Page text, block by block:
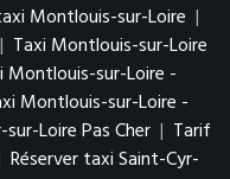
Montlouis-sur-Loire |
| Taxi Montlouis-sur-Loire
sur-Loire -
Montlouis-sur-Loire -
Loire Pas Cher | Tarif
Réserver taxi Saint-Cyr-